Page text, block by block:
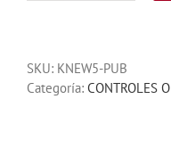
DE
VICERA
SKU: KNEW5-PUB
Categoría: CONTROLES